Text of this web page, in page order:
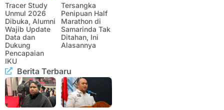
Tracer Study
Unmul 2026
Dibuka, Alumni
Wajib Update
Data dan
Dukung
Pencapaian
IKU
Tersangka
Penipuan Half
Marathon di
Samarinda Tak
Ditahan, Ini
Alasannya
Berita Terbaru